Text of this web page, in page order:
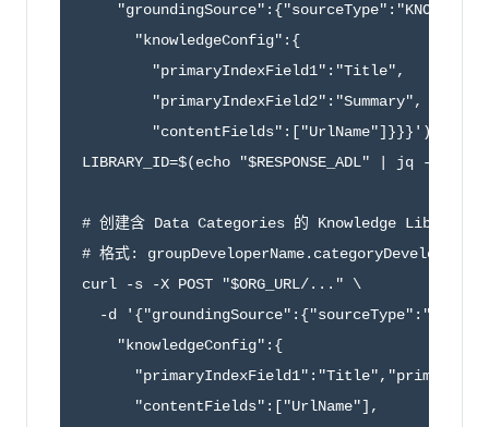
      "knowledgeConfig":{
        "primaryIndexField1":"Title",
        "primaryIndexField2":"Summary",
        "contentFields":["UrlName"]}}}')
LIBRARY_ID=$(echo "$RESPONSE_ADL" | jq -r
# 创建含 Data Categories 的 Knowledge Library（
# 格式:
curl -s -X POST "$ORG_URL/..." \
-d
    "knowledgeConfig":{
      "contentFields":["UrlName"],